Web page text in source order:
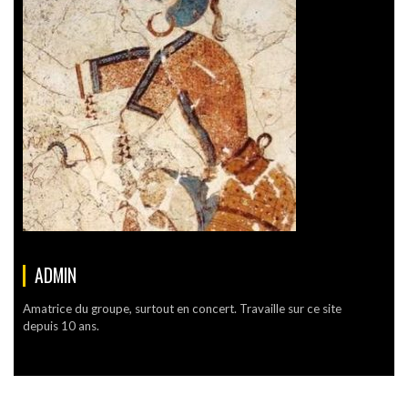
ADMIN
Amatrice du groupe, surtout en concert. Travaille sur ce site
depuis 10 ans.